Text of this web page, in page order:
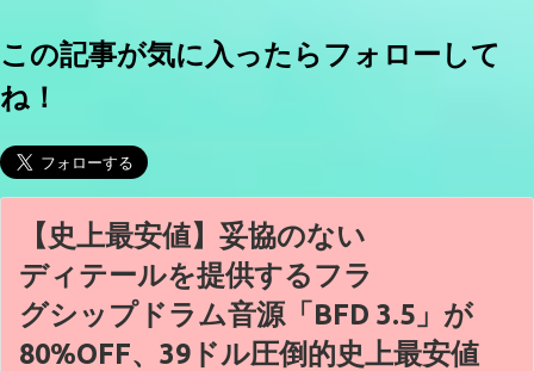
この記事が気に入ったらフォローして
ね！
【史上最安値】妥協のない
ディテールを提供するフラ
グシップドラム音源「BFD 3.5」が
80%OFF、39ドル圧倒的史上最安値